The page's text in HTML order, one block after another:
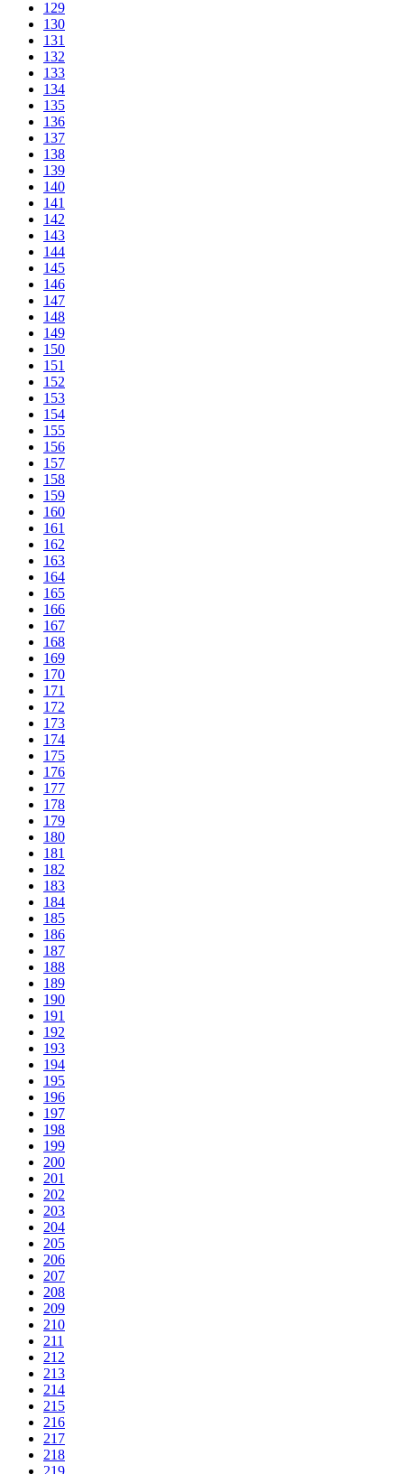
129
130
131
132
133
134
135
136
137
138
139
140
141
142
143
144
145
146
147
148
149
150
151
152
153
154
155
156
157
158
159
160
161
162
163
164
165
166
167
168
169
170
171
172
173
174
175
176
177
178
179
180
181
182
183
184
185
186
187
188
189
190
191
192
193
194
195
196
197
198
199
200
201
202
203
204
205
206
207
208
209
210
211
212
213
214
215
216
217
218
219